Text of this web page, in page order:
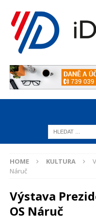
HOME KULTURA
Náruč
Výstava
OS Náruč